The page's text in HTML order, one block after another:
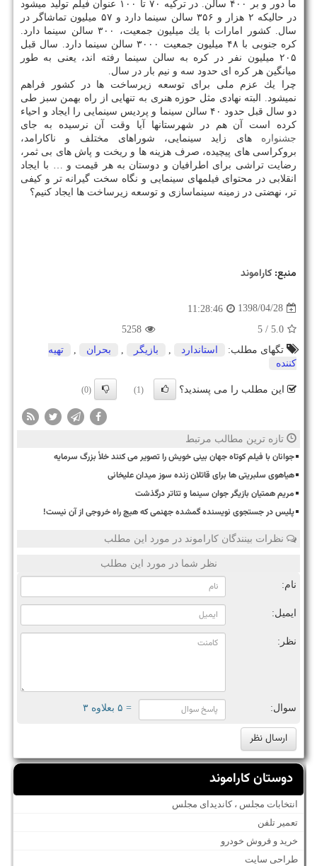
ما دور و بر ۴۰۰ سالن. در تركیه ۷۰ تا ۱۰۰ عنوان فیلم تولید میشود
در حالیكه ۲ هزار و ۳۵۶ سالن سینما دارد و ۵۷ میلیون تماشاگر در
سال. كشور امارات با یك میلیون جمعیت، ۳۰۰ سالن سینما دارد.
كره جنوبی با ۴۸ میلیون جمعیت ۳۰۰۰ سالن سینما دارد. سال قبل
۲۰۵ میلیون نفر در كره به سالن سینما رفته اند، یعنی به طور
میانگین هر كره ای حدود سه و نیم بار در سال.
چرا یك عزم ملی برای توسعه زیرساخت ها در كشور فراهم
نمیشود. البته نهادی مثل حوزه هنری به تنهایی از راه بهمن سبز طی
دو سال قبل حدود ۴۰ سالن سینما و پردیس سینمایی را ایجاد و احیاء
كرده است آن هم در شهرستانها آیا وقت آن نرسیده به جای
جشنواره های زاید سینمایی، شوراهای مختلف و ناكارامد،
بروكراسی های پیچیده، صرف هزینه ها و ریخت و پاش های بی ثمر،
رضایت تراشی برای اطرافیان و دوستان به هر قیمت و … با ایجاد
انقلابی در محتوای فیلمهای سینمایی و نگاه سخت گیرانه تر و كیفی
تر، نهضتی در زمینه سینماسازی و توسعه زیرساخت ها ایجاد كنیم؟
منبع: كاراموند
1398/04/28
11:28:46
5.0
/ 5
5258
تگهای مطلب:
استاندارد , بازیگر , بحران ,
تهیه
كننده
این مطلب را می پسندید؟ (1)
(0)
تازه ترین مطالب مرتبط
جوانان با فیلم کوتاه جهان بینی خویش را تصویر می کنند خلأ بزرگ سرمایه
هیاهوی سلبریتی ها برای قاتلان زنده سوز میدان علیخانی
مریم همتیان بازیگر جوان سینما و تئاتر درگذشت
پلیس در جستجوی نویسنده گمشده جهنمی که هیچ راه خروجی از آن نیست!
نظرات بینندگان کاراموند در مورد این مطلب
نظر شما در مورد این مطلب
نام:
ایمیل:
نظر:
سوال: = ۵ بعلاوه ۳
دوستان کاراموند
انتخابات مجلس ، کاندیدای مجلس
تعمیر تلفن
خرید و فروش خودرو
طراحی سایت